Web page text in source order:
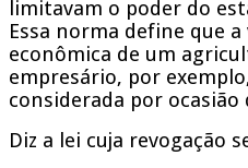
limitavam o poder do
Essa norma define que
econômica de um
empresário, por
considerada por ocasião
Diz a lei cuja revogação